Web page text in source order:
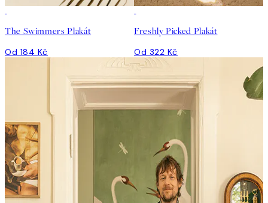
The Swimmers Plakát
Od 184 Kč
Freshly Picked Plakát
Od 322 Kč